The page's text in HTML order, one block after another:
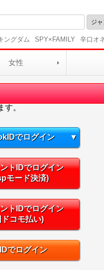
ングダム SPY×FAMILY 辛口オ
女性
。
でログイン ▼
トIDでログイン
モード決済)
トIDでログイン
ドコモ払い)
でログイン